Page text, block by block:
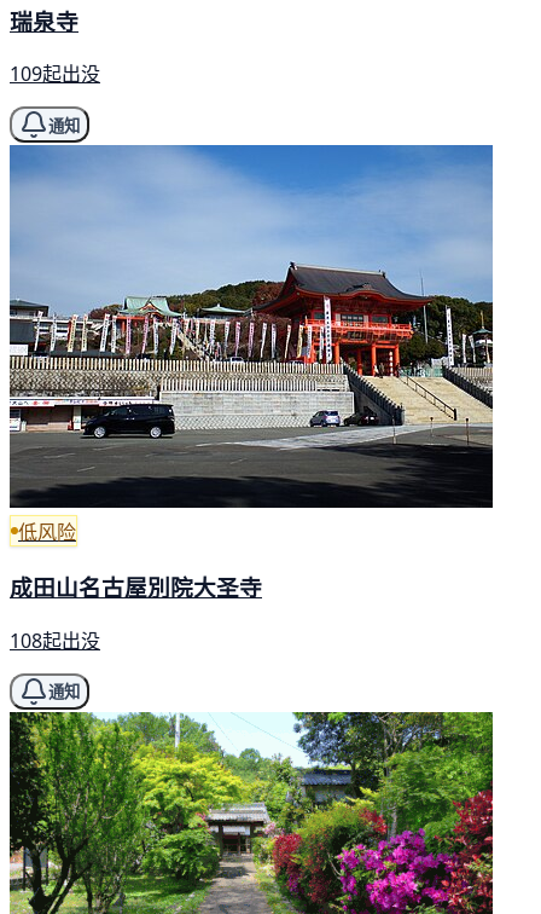
瑞泉寺
109起出没
通知
低风险
成田山名古屋別院大圣寺
108起出没
通知